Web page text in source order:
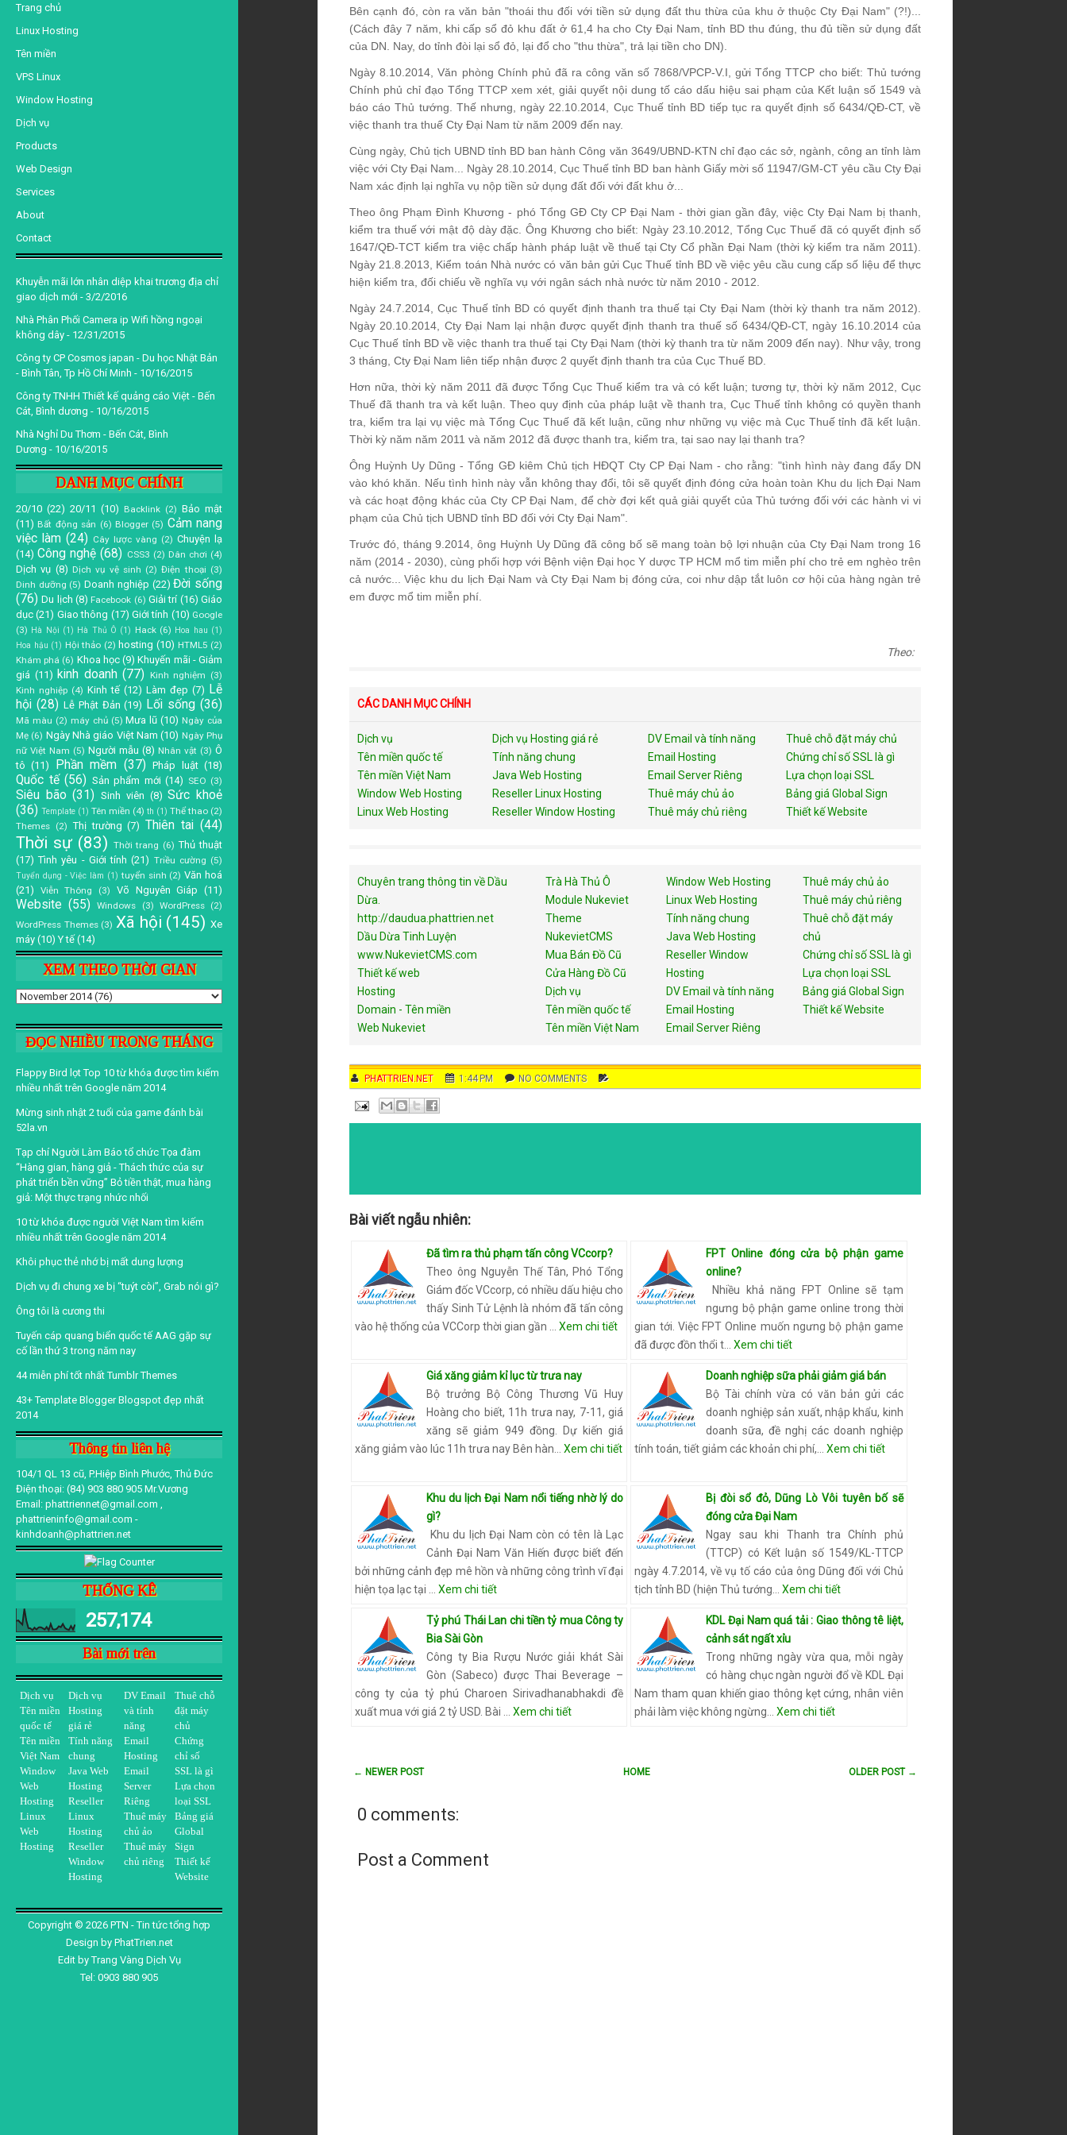
Trang chủ
Linux Hosting
Tên miền
VPS Linux
Window Hosting
Dịch vụ
Products
Web Design
Services
About
Contact
Khuyễn mãi lớn nhân diệp khai trương địa chỉ
giao dịch mới - 3/2/2016
Nhà Phân Phối Camera ip Wifi hồng ngoại
không dây - 12/31/2015
Công ty CP Cosmos japan - Du học Nhật Bản
- Bình Tân, Tp Hồ Chí Minh - 10/16/2015
Công ty TNHH Thiết kế quảng cáo Việt - Bến
Cát, Bình dương - 10/16/2015
Nhà Nghỉ Du Thơm - Bến Cát, Bình
Dương - 10/16/2015
DANH MỤC CHÍNH
20/10 (22) 20/11 (10) Backlink (2) Bảo mật
(11) Bất động sản (6) Blogger (5) Cảm nang
việc làm (24) Cây lược vàng (2) Chuyện lạ
(14) Công nghệ (68) CSS3 (2) Dân chơi (4)
Dịch vụ (8) Dịch vụ vệ sinh (2) Điện thoại (3)
Dinh dưỡng (5) Doanh nghiệp (22) Đời sống
(76) Du lịch (8) Facebook (6) Giải trí (16) Giáo
dục (21) Giao thông (17) Giới tính (10) Google
(3) Hà Nội (1) Hà Thủ Ô (1) Hack (6) Hoa hau (1)
Hoa hậu (1) Hội thảo (2) hosting (10) HTML5 (2)
Khám phá (6) Khoa học (9) Khuyến mãi - Giảm
giá (11) kinh doanh (77) Kinh nghiệm (3)
Kinh nghiệp (4) Kinh tế (12) Làm đẹp (7) Lễ
hội (28) Lễ Phật Đản (19) Lối sống (36)
Mã màu (2) máy chủ (5) Mưa lũ (10) Ngày của
Mẹ (6) Ngày Nhà giáo Việt Nam (10) Ngày Phụ
nữ Việt Nam (5) Người mẫu (8) Nhân vật (3) Ô
tô (11) Phần mềm (37) Pháp luật (18)
Quốc tế (56) Sản phẩm mới (14) SEO (3)
Siêu bão (31) Sinh viên (8) Sức khoẻ
(36) Template (1) Tên miền (4) th (1) Thể thao (2)
Themes (2) Thị trường (7) Thiên tai (44)
Thời sự (83) Thời trang (6) Thủ thuật
(17) Tình yêu - Giới tính (21) Triều cường (5)
Tuyển dụng - Việc làm (1) tuyển sinh (2) Văn hoá
(21)
Viễn Thông (3) Võ Nguyên Giáp (11)
Website (55) Windows (3) WordPress (2)
WordPress Themes (3) Xã hội (145) Xe
máy (10) Y tế (14)
XEM THEO THỜI GIAN
ĐỌC NHIỀU TRONG THÁNG
Flappy Bird lọt Top 10 từ khóa được tìm kiếm
nhiều nhất trên Google năm 2014
Mừng sinh nhật 2 tuổi của game đánh bài
52la.vn
Tạp chí Người Làm Báo tổ chức Tọa đàm
“Hàng gian, hàng giả - Thách thức của sự
phát triển bền vững” Bỏ tiền thật, mua hàng
giả: Một thực trạng nhức nhối
10 từ khóa được người Việt Nam tìm kiếm
nhiều nhất trên Google năm 2014
Khôi phục thẻ nhớ bị mất dung lượng
Dịch vụ đi chung xe bị “tuýt còi”, Grab nói gì?
Ông tôi là cương thi
Tuyến cáp quang biển quốc tế AAG gặp sự
cố lần thứ 3 trong năm nay
44 miễn phí tốt nhất Tumblr Themes
43+ Template Blogger Blogspot đẹp nhất
2014
Thông tin liên hệ
104/1 QL 13 cũ, P.Hiệp Bình Phước, Thủ Đức
Điện thoại: (84) 903 880 905 Mr.Vương
Email: phattriennet@gmail.com ,
phattrieninfo@gmail.com -
kinhdoanh@phattrien.net
THỐNG KÊ
257,174
Bài mới trên
Dịch vụ
Tên miền
quốc tế
Tên miền
Việt Nam
Window
Web
Hosting
Linux
Web
Hosting
Dịch vụ
Hosting
giá rẻ
Tính năng
chung
Java Web
Hosting
Reseller
Linux
Hosting
Reseller
Window
Hosting
DV Email
và tính
năng
Email
Hosting
Email
Server
Riêng
Thuê máy
chủ ảo
Thuê máy
chủ riêng
Thuê chỗ
đặt máy
chủ
Chứng
chỉ số
SSL là gì
Lựa chọn
loại SSL
Bảng giá
Global
Sign
Thiết kế
Website
Copyright © 2026 PTN - Tin tức tổng hợp
Design by PhatTrien.net
Edit byTrang Vàng Dịch Vụ
Tel: 0903 880 905
Bên cạnh đó, còn ra văn bản "thoái thu đối với tiền sử dụng đất thu thừa của khu ở thuộc Cty Đại Nam" (?!)...
(Cách đây 7 năm, khi cấp sổ đỏ khu đất ở 61,4 ha cho Cty Đại Nam, tỉnh BD thu đúng, thu đủ tiền sử dụng đất
của DN. Nay, do tỉnh đòi lại sổ đỏ, lại đổ cho "thu thừa", trả lại tiền cho DN).
Ngày 8.10.2014, Văn phòng Chính phủ đã ra công văn số 7868/VPCP-V.I, gửi Tổng TTCP cho biết: Thủ tướng
Chính phủ chỉ đạo Tổng TTCP xem xét, giải quyết nội dung tố cáo dấu hiệu sai phạm của Kết luận số 1549 và
báo cáo Thủ tướng. Thế nhưng, ngày 22.10.2014, Cục Thuế tỉnh BD tiếp tục ra quyết định số 6434/QĐ-CT, về
việc thanh tra thuế Cty Đại Nam từ năm 2009 đến nay.
Cùng ngày, Chủ tịch UBND tỉnh BD ban hành Công văn 3649/UBND-KTN chỉ đạo các sở, ngành, công an tỉnh làm
việc với Cty Đại Nam... Ngày 28.10.2014, Cục Thuế tỉnh BD ban hành Giấy mời số 11947/GM-CT yêu cầu Cty Đại
Nam xác định lại nghĩa vụ nộp tiền sử dụng đất đối với đất khu ở...
Theo ông Phạm Đình Khương - phó Tổng GĐ Cty CP Đại Nam - thời gian gần đây, việc Cty Đại Nam bị thanh,
kiểm tra thuế với mật độ dày đặc. Ông Khương cho biết: Ngày 23.10.2012, Tổng Cục Thuế đã có quyết định số
1647/QĐ-TCT kiểm tra việc chấp hành pháp luật về thuế tại Cty Cổ phần Đại Nam (thời kỳ kiểm tra năm 2011).
Ngày 21.8.2013, Kiểm toán Nhà nước có văn bản gửi Cục Thuế tỉnh BD về việc yêu cầu cung cấp số liệu để thực
hiện kiểm tra, đối chiếu về nghĩa vụ với ngân sách nhà nước từ năm 2010 - 2012.
Ngày 24.7.2014, Cục Thuế tỉnh BD có quyết định thanh tra thuế tại Cty Đại Nam (thời kỳ thanh tra năm 2012).
Ngày 20.10.2014, Cty Đại Nam lại nhận được quyết định thanh tra thuế số 6434/QĐ-CT, ngày 16.10.2014 của
Cục Thuế tỉnh BD về việc thanh tra thuế tại Cty Đại Nam (thời kỳ thanh tra từ năm 2009 đến nay). Như vậy, trong
3 tháng, Cty Đại Nam liên tiếp nhận được 2 quyết định thanh tra của Cục Thuế BD.
Hơn nữa, thời kỳ năm 2011 đã được Tổng Cục Thuế kiểm tra và có kết luận; tương tự, thời kỳ năm 2012, Cục
Thuế đã thanh tra và kết luận. Theo quy định của pháp luật về thanh tra, Cục Thuế tỉnh không có quyền thanh
tra, kiểm tra lại vụ việc mà Tổng Cục Thuế đã kết luận, cũng như những vụ việc mà Cục Thuế tỉnh đã kết luận.
Thời kỳ năm năm 2011 và năm 2012 đã được thanh tra, kiểm tra, tại sao nay lại thanh tra?
Ông Huỳnh Uy Dũng - Tổng GĐ kiêm Chủ tịch HĐQT Cty CP Đại Nam - cho rằng: "tình hình này đang đẩy DN
vào khó khăn. Nếu tình hình này vẫn không thay đổi, tôi sẽ quyết định đóng cửa hoàn toàn Khu du lịch Đại Nam
và các hoạt động khác của Cty CP Đại Nam, để chờ đợi kết quả giải quyết của Thủ tướng đối với các hành vi vi
phạm của Chủ tịch UBND tỉnh BD đối với Cty Đại Nam".
Trước đó, tháng 9.2014, ông Huỳnh Uy Dũng đã công bố sẽ mang toàn bộ lợi nhuận của Cty Đại Nam trong 16
năm (2014 - 2030), cùng phối hợp với Bệnh viện Đại học Y dược TP HCM mổ tim miễn phí cho trẻ em nghèo trên
cả nước... Việc khu du lịch Đại Nam và Cty Đại Nam bị đóng cửa, coi như dập tắt luôn cơ hội của hàng ngàn trẻ
em được mổ tim miễn phí.
Theo:
CÁC DANH MỤC CHÍNH
Dịch vụ
Tên miền quốc tế
Tên miền Việt Nam
Window Web Hosting
Linux Web Hosting
Dịch vụ Hosting giá rẻ
Tính năng chung
Java Web Hosting
Reseller Linux Hosting
Reseller Window Hosting
DV Email và tính năng
Email Hosting
Email Server Riêng
Thuê máy chủ ảo
Thuê máy chủ riêng
Thuê chỗ đặt máy chủ
Chứng chỉ số SSL là gì
Lựa chọn loại SSL
Bảng giá Global Sign
Thiết kế Website
Chuyên trang thông tin về Dầu
Dừa.
http://daudua.phattrien.net
Dầu Dừa Tinh Luyện
www.NukevietCMS.com
Thiết kế web
Hosting
Domain - Tên miền
Web Nukeviet
Trà Hà Thủ Ô
Module Nukeviet
Theme
NukevietCMS
Mua Bán Đồ Cũ
Cửa Hàng Đồ Cũ
Dịch vụ
Tên miền quốc tế
Tên miền Việt Nam
Window Web Hosting
Linux Web Hosting
Tính năng chung
Java Web Hosting
Reseller Window
Hosting
DV Email và tính năng
Email Hosting
Email Server Riêng
Thuê máy chủ ảo
Thuê máy chủ riêng
Thuê chỗ đặt máy
chủ
Chứng chỉ số SSL là gì
Lựa chọn loại SSL
Bảng giá Global Sign
Thiết kế Website
AUTHOR
PHATTRIEN.NET DATE
1:44 PM COMMENTS
NO COMMENTS
E
Bài viết ngẫu nhiên:
Đã tìm ra thủ phạm tấn công VCcorp?
Theo ông Nguyễn Thế Tân, Phó Tổng
Giám đốc VCcorp, có nhiều dấu hiệu cho
thấy Sinh Tử Lệnh là nhóm đã tấn công
vào hệ thống của VCCorp thời gian gần …
Xem chi tiết
FPT Online đóng cửa bộ phận game
online?
Nhiều khả năng FPT Online sẽ tạm
ngưng bộ phận game online trong thời
gian tới. Việc FPT Online muốn ngưng bộ phận game
đã được đồn thổi t…
Xem chi tiết
Giá xăng giảm kỉ lục từ trưa nay
Bộ trưởng Bộ Công Thương Vũ Huy
Hoàng cho biết, 11h trưa nay, 7-11, giá
xăng sẽ giảm 949 đồng. Dự kiến giá
xăng giảm vào lúc 11h trưa nay Bên hàn…
Xem chi tiết
Doanh nghiệp sữa phải giảm giá bán
Bộ Tài chính vừa có văn bản gửi các
doanh nghiệp sản xuất, nhập khẩu, kinh
doanh sữa, đề nghị các doanh nghiệp
tính toán, tiết giảm các khoản chi phí,…
Xem chi tiết
Khu du lịch Đại Nam nổi tiếng nhờ lý do
gì?
Khu du lịch Đại Nam còn có tên là Lạc
Cảnh Đại Nam Văn Hiến được biết đến
bởi những cảnh đẹp mê hồn và những công trình vĩ đại
hiện tọa lạc tại …
Xem chi tiết
Bị đòi sổ đỏ, Dũng Lò Vôi tuyên bố sẽ
đóng cửa Đại Nam
Ngay sau khi Thanh tra Chính phủ
(TTCP) có Kết luận số 1549/KL-TTCP
ngày 4.7.2014, về vụ tố cáo của ông Dũng đối với Chủ
tịch tỉnh BD (hiện Thủ tướng…
Xem chi tiết
Tỷ phú Thái Lan chi tiền tỷ mua Công ty
Bia Sài Gòn
Công ty Bia Rượu Nước giải khát Sài
Gòn (Sabeco) được Thai Beverage –
công ty của tỷ phú Charoen Sirivadhanabhakdi đề
xuất mua với giá 2 tỷ USD. Bài …
Xem chi tiết
KDL Đại Nam quá tải : Giao thông tê liệt,
cảnh sát ngất xỉu
Trong những ngày vừa qua, mỗi ngày
có hàng chục ngàn người đổ về KDL Đại
Nam tham quan khiến giao thông kẹt cứng, nhân viên
phải làm việc không ngừng…
Xem chi tiết
← NEWER POST OLDER POST →
HOME
0 comments:
Post a Comment